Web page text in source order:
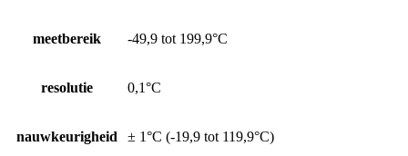
meetbereik -49,9 tot 199,9°C
resolutie 0,1°C
nauwkeurigheid ± 1°C (-19,9 tot 119,9°C)